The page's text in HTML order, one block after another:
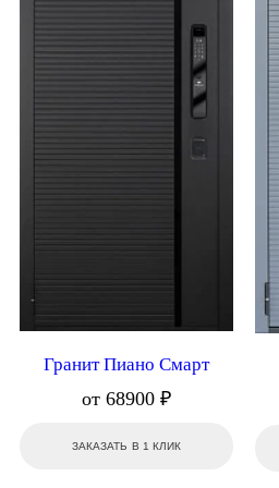
Гранит Пиано Смарт
от 68900 ₽
ЗАКАЗАТЬ В 1 КЛИК